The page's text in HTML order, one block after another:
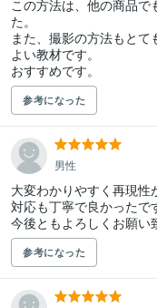
この方法は、他の商品で
た。
また、撮影の方法もとて
よい教材です。
おすすめです。
参考になった
男性
大変わかりやすく再現性
対応も丁寧で良かったで
今後ともよろしくお願い
参考になった